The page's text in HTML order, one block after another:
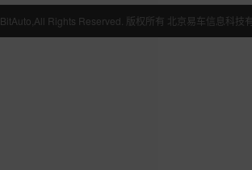
BitAuto,All Rights Reserved. 版权所有 北京易车信息科